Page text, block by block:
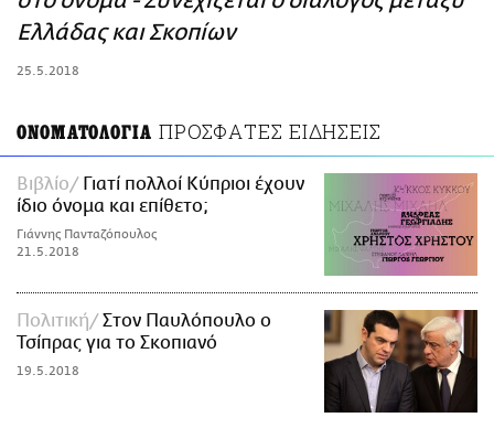
ΑΜΠΑ
Ελλάδας και Σκοπίων
25.5.2018
ΟΝΟΜΑΤΟΛΟΓΙΑ ΠΡΟΣΦΑΤΕΣ ΕΙΔΗΣΕΙΣ
Βιβλίο
Γιατί πολλοί Κύπριοι έχουν
ίδιο όνομα και επίθετο;
Γιάννης Πανταζόπουλος
21.5.2018
Πολιτική
Στον Παυλόπουλο ο
Τσίπρας για το Σκοπιανό
19.5.2018